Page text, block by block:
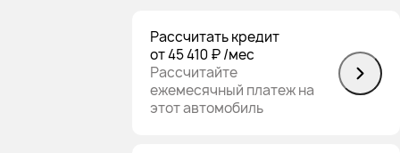
Рассчитать кредит
от 45 410 ₽/мес
Рассчитайте
ежемесячный платеж на
этот автомобиль